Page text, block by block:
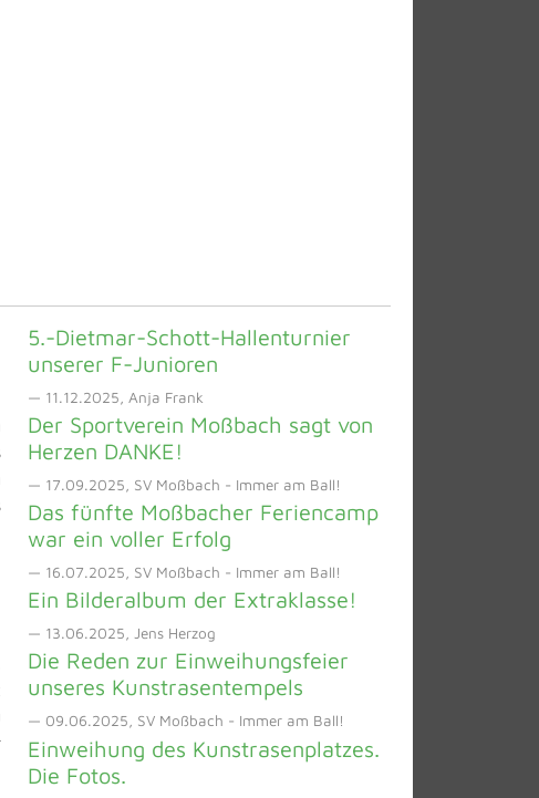
5.-Dietmar-Schott-Hallenturnier
unserer F-Junioren
— 11.12.2025, Anja Frank
Der Sportverein Moßbach sagt von
Herzen DANKE!
— 17.09.2025, SV Moßbach - Immer am Ball!
Das fünfte Moßbacher Feriencamp
war ein voller Erfolg
— 16.07.2025, SV Moßbach - Immer am Ball!
Ein Bilderalbum der Extraklasse!
— 13.06.2025, Jens Herzog
Die Reden zur Einweihungsfeier
unseres Kunstrasentempels
— 09.06.2025, SV Moßbach - Immer am Ball!
Einweihung des Kunstrasenplatzes.
Die Fotos.